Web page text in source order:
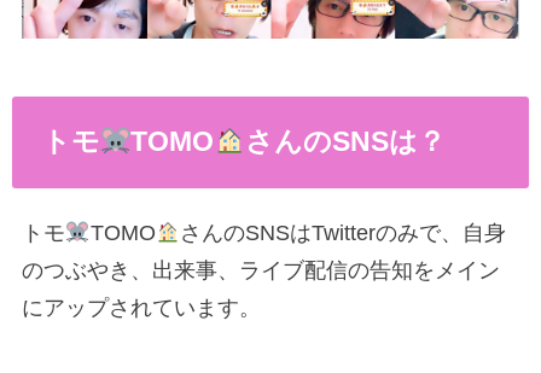
トモ TOMO さんのSNSは？
トモ TOMO
さんのSNSはTwitterのみで、自身
のつぶやき、出来事、ライブ配信の告知をメイン
にアップされています。